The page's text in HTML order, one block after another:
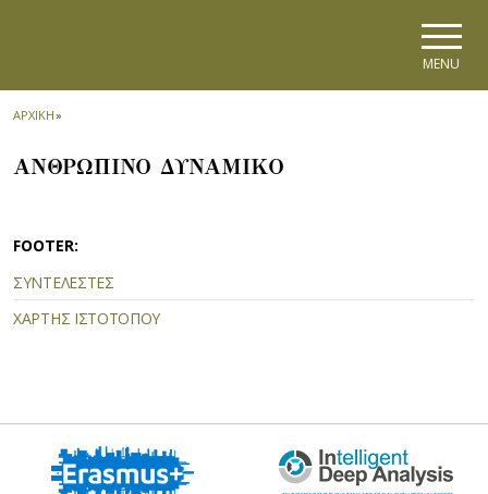
MENU
ΑΡΧΙΚΗ»
ΑΝΘΡΩΠΙΝΟ ΔΥΝΑΜΙΚΟ
FOOTER:
ΣΥΝΤΕΛΕΣΤΕΣ
ΧΑΡΤΗΣ ΙΣΤΟΤΟΠΟΥ